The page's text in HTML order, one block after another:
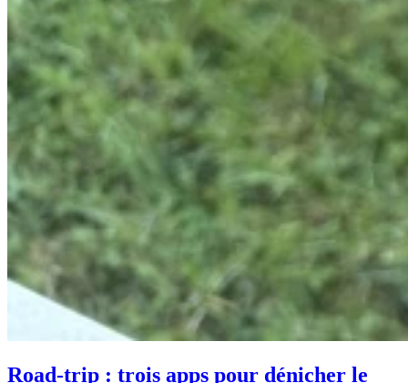
Road-trip : trois apps pour dénicher le